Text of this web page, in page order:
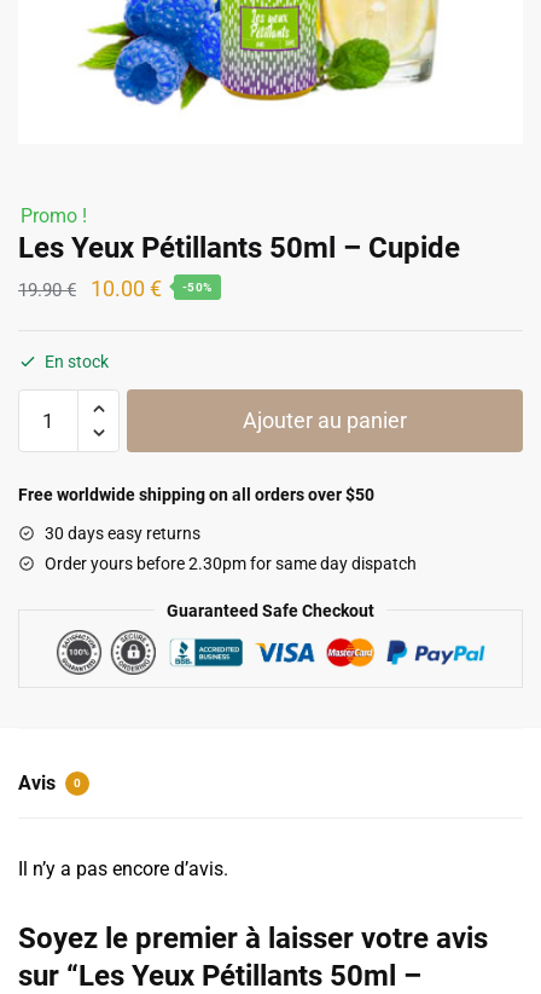
Promo !
Les Yeux Pétillants 50ml – Cupide
19.90€
Le
initial
était :
19.90 €.
10.00 €Le
est :
-50%
En stock
Yeux
50ml
Ajouter au panier
Free worldwide shipping on all orders over $50
30 days easy returns
Order yours before 2.30pm for same day dispatch
Guaranteed Safe Checkout
Avis 0
Il n’y a pas encore d’avis.
Soyez le premier à laisser votre avis
sur “Les Yeux Pétillants 50ml –